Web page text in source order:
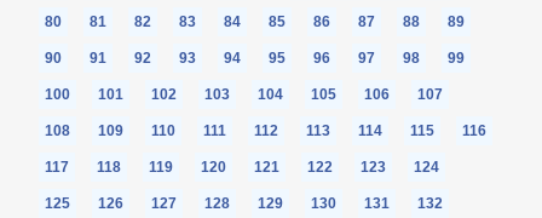
80 81 82 83 84 85 86 87 88 89
90 91 92 93 94 95 96 97 98 99
100 101 102 103 104 105 106 107
108 109 110 111 112 113 114 115 116
117 118 119 120 121 122 123 124
125 126 127 128 129 130 131 132